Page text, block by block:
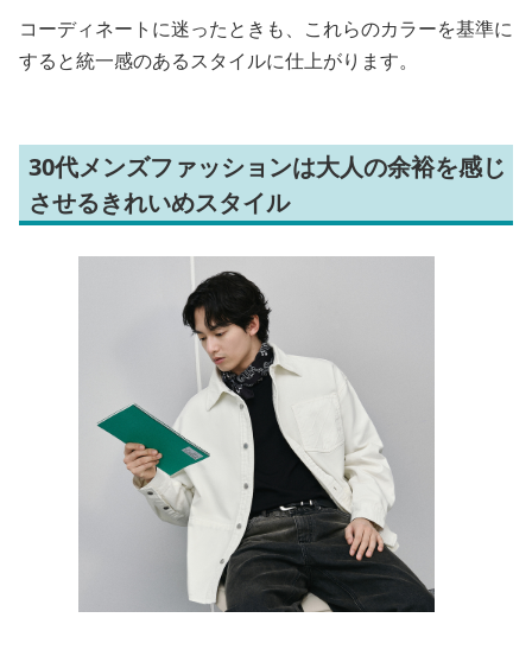
コーディネートに迷ったときも、これらのカラーを基準に
すると統一感のあるスタイルに仕上がります。
30代メンズファッションは大人の余裕を感じ
させるきれいめスタイル